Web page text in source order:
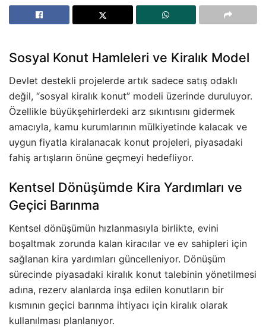
Sosyal Konut Hamleleri ve Kiralık Model
Devlet destekli projelerde artık sadece satış odaklı
değil, “sosyal kiralık konut” modeli üzerinde duruluyor.
Özellikle büyükşehirlerdeki arz sıkıntısını gidermek
amacıyla, kamu kurumlarının mülkiyetinde kalacak ve
uygun fiyatla kiralanacak konut projeleri, piyasadaki
fahiş artışların önüne geçmeyi hedefliyor.
Kentsel Dönüşümde Kira Yardımları ve
Geçici Barınma
Kentsel dönüşümün hızlanmasıyla birlikte, evini
boşaltmak zorunda kalan kiracılar ve ev sahipleri için
sağlanan kira yardımları güncelleniyor. Dönüşüm
sürecinde piyasadaki kiralık konut talebinin yönetilmesi
adına, rezerv alanlarda inşa edilen konutların bir
kısmının geçici barınma ihtiyacı için kiralık olarak
kullanılması planlanıyor.